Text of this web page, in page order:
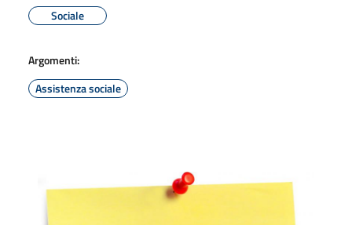
Sociale
Argomenti:
Assistenza sociale